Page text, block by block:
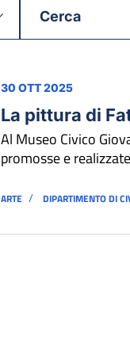
30 OTT 2025
La pittura di
Al Museo Civico
promosse e
ARTE / DIPARTIMENTO DI